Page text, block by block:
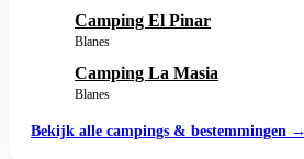
Camping El Pinar
Blanes
Camping La Masia
Blanes
Bekijk alle campings & bestemmingen →